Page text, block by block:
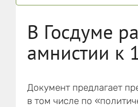
В Госдуме
амнистии к
Документ предлагает
в том числе по